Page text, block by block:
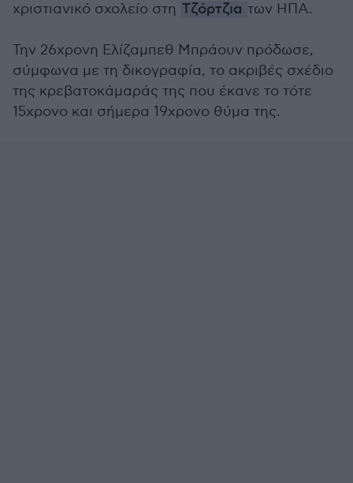
χριστιανικό σχολείο στη Τζόρτζια των ΗΠΑ.
Την 26χρονη Ελίζαμπεθ Μπράουν πρόδωσε,
σύμφωνα με τη δικογραφία, το ακριβές σχέδιο
της κρεβατοκάμαράς της που έκανε το τότε
15χρονο και σήμερα 19χρονο θύμα της.